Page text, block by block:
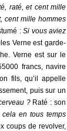
raté, et cent mille
cent mille hommes
:Si vous aviez
Verne est garde-
Verne est sur le
francs, navire
fils, qu’il appelle
puis sur un
? Raté : son
cela en tous temps
coups de revolver,